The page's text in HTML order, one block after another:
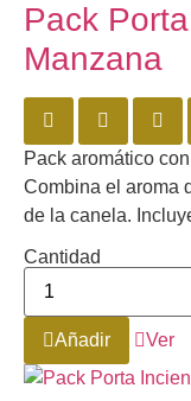
Pack
Manzana
Pack aromático
Combina el aroma
de la canela.
Cantidad
Añadir Ver